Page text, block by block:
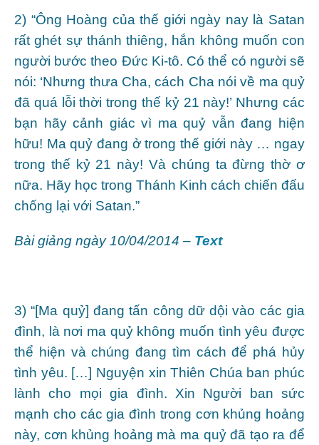
2) “Ông Hoàng của thế giới ngày nay là Satan
rất ghét sự thánh thiêng, hắn không muốn con
người bước theo Đức Ki-tô. Có thể có người sẽ
nói: ‘Nhưng thưa Cha, cách Cha nói về ma quỷ
đã quá lỗi thời trong thế kỷ 21 này!’ Nhưng các
bạn hãy cảnh giác vì ma quỷ vẫn đang hiện
hữu! Ma quỷ đang ở trong thế giới này … ngay
trong thế kỷ 21 này! Và chúng ta đừng thờ ơ
nữa. Hãy học trong Thánh Kinh cách chiến đấu
chống lại với Satan.”
Bài giảng ngày 10/04/2014 – Text
3) “[Ma quỷ] đang tấn công dữ dội vào các gia
đình, là nơi ma quỷ không muốn tình yêu được
thể hiện và chúng đang tìm cách để phá hủy
tình yêu. […] Nguyện xin Thiên Chúa ban phúc
lành cho mọi gia đình. Xin Người ban sức
mạnh cho các gia đình trong cơn khủng hoảng
này, cơn khủng hoảng mà ma quỷ đã tạo ra để